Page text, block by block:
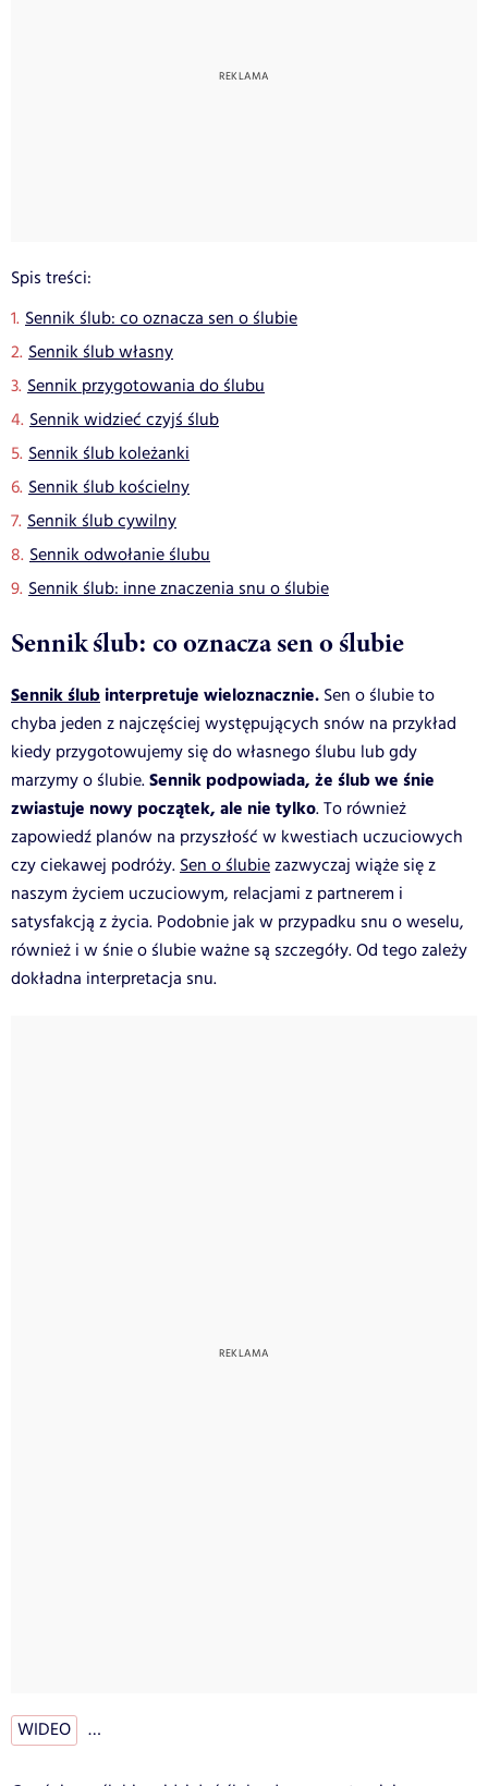
Spis treści:
Sennik ślub: co oznacza sen o ślubie
Sennik ślub własny
Sennik przygotowania do ślubu
Sennik widzieć czyjś ślub
Sennik ślub koleżanki
Sennik ślub kościelny
Sennik ślub cywilny
Sennik odwołanie ślubu
Sennik ślub: inne znaczenia snu o ślubie
Sennik ślub: co oznacza sen o ślubie
Sennik ślub interpretuje wieloznacznie. Sen o ślubie to
chyba jeden z najczęściej występujących snów na przykład
kiedy przygotowujemy się do własnego ślubu lub gdy
marzymy o ślubie.Sennik podpowiada, że ślub we śnie
zwiastuje nowy początek, ale nie tylko. To również
zapowiedź planów na przyszłość w kwestiach uczuciowych
czy ciekawej podróży.Sen o ślubiezazwyczaj wiąże się z
naszym życiem uczuciowym, relacjami z partnerem i
satysfakcją z życia. Podobnie jak w przypadku snu o weselu,
również i w śnie o ślubie ważne są szczegóły. Od tego zależy
dokładna interpretacja snu.
WIDEO …